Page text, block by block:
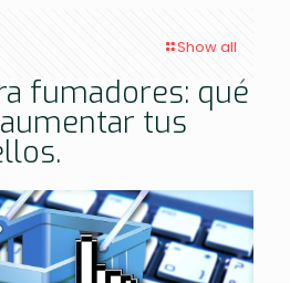
Show all
fumadores: qué
tus